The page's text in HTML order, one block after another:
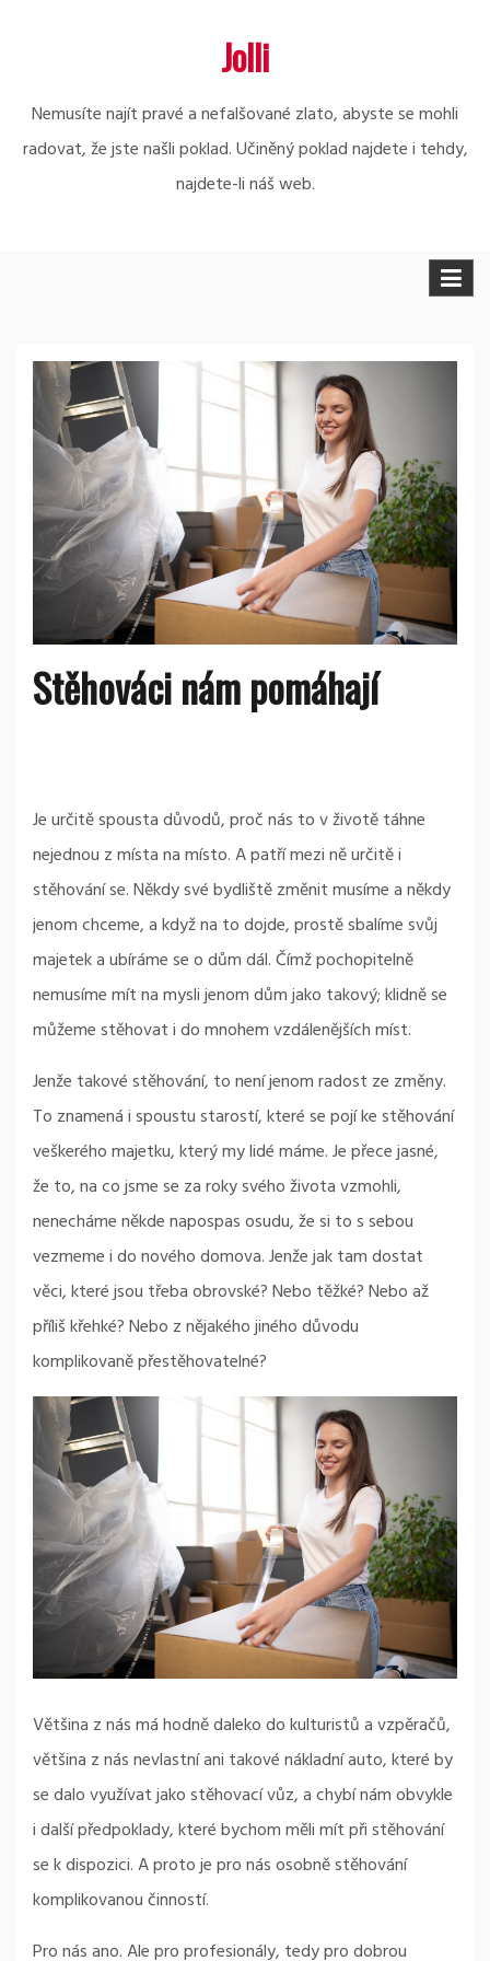
Jolli
Nemusíte najít pravé a nefalšované zlato, abyste se mohli
radovat, že jste našli poklad. Učiněný poklad najdete i tehdy,
najdete-li náš web.
Stěhováci nám pomáhají
Je určitě spousta důvodů, proč nás to v životě táhne
nejednou z místa na místo. A patří mezi ně určitě i
stěhování se. Někdy své bydliště změnit musíme a někdy
jenom chceme, a když na to dojde, prostě sbalíme svůj
majetek a ubíráme se o dům dál. Čímž pochopitelně
nemusíme mít na mysli jenom dům jako takový; klidně se
můžeme stěhovat i do mnohem vzdálenějších míst.
Jenže takové stěhování, to není jenom radost ze změny.
To znamená i spoustu starostí, které se pojí ke stěhování
veškerého majetku, který my lidé máme. Je přece jasné,
že to, na co jsme se za roky svého života vzmohli,
nenecháme někde napospas osudu, že si to s sebou
vezmeme i do nového domova. Jenže jak tam dostat
věci, které jsou třeba obrovské? Nebo těžké? Nebo až
příliš křehké? Nebo z nějakého jiného důvodu
komplikovaně přestěhovatelné?
Většina z nás má hodně daleko do kulturistů a vzpěračů,
většina z nás nevlastní ani takové nákladní auto, které by
se dalo využívat jako stěhovací vůz, a chybí nám obvykle
i další předpoklady, které bychom měli mít při stěhování
se k dispozici. A proto je pro nás osobně stěhování
komplikovanou činností.
Pro nás ano. Ale pro profesionály, tedy pro dobrou